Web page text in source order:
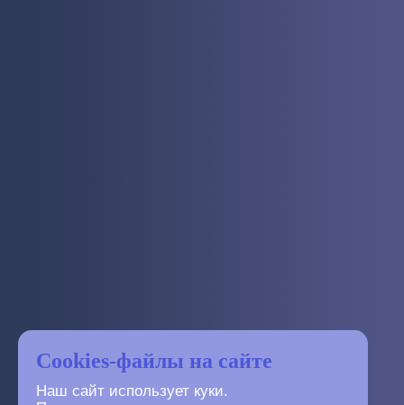
Cookies-файлы на сайте
Наш сайт использует куки.